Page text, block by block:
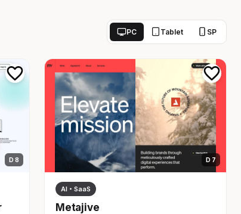
PC Tablet SP
D 8 D 7
AI・SaaS
Metajive